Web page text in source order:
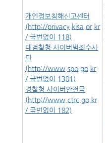
개인정보침해신고센터
(http://privacy.kisa.or.kr
/ 국번없이 118)
대검찰청 사이버범죄수사
단
(http://www.spo.go.kr
/ 국번없이 1301)
경찰청 사이버안전국
(http://www.ctrc.go.kr
/ 국번없이 182)